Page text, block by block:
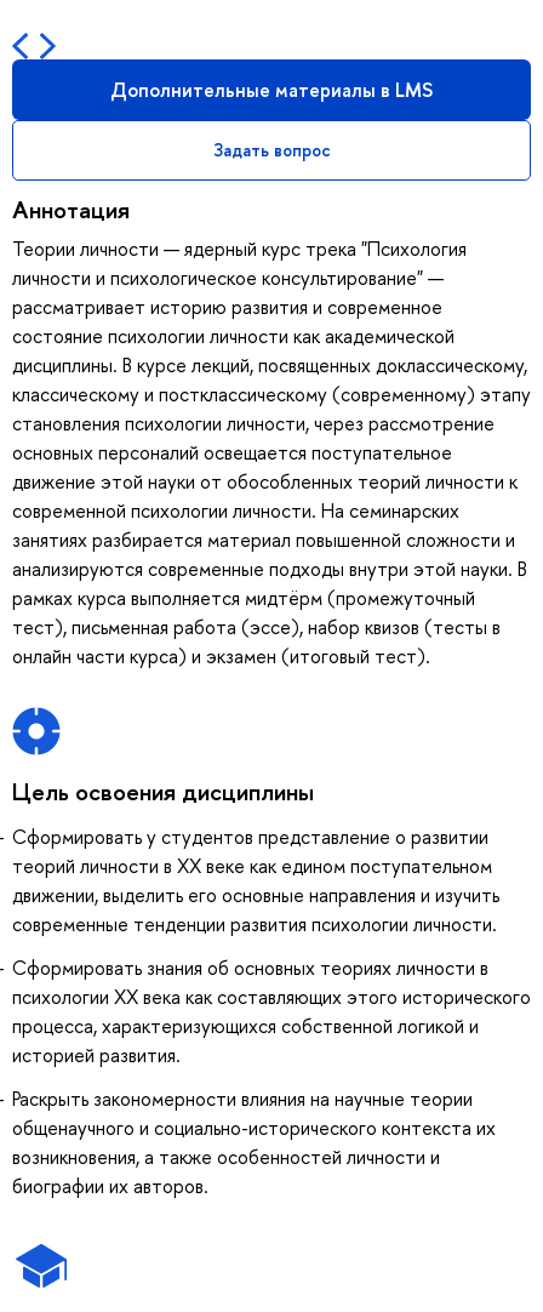
Дополнительные материалы в LMS
Задать вопрос
Аннотация
Теории личности — ядерный курс трека "Психология
личности и психологическое консультирование" —
рассматривает историю развития и современное
состояние психологии личности как академической
дисциплины. В курсе лекций, посвященных доклассическому,
классическому и постклассическому (современному) этапу
становления психологии личности, через рассмотрение
основных персоналий освещается поступательное
движение этой науки от обособленных теорий личности к
современной психологии личности. На семинарских
занятиях разбирается материал повышенной сложности и
анализируются современные подходы внутри этой науки. В
рамках курса выполняется мидтёрм (промежуточный
тест), письменная работа (эссе), набор квизов (тесты в
онлайн части курса) и экзамен (итоговый тест).
Цель освоения дисциплины
Сформировать у студентов представление о развитии
теорий личности в ХХ веке как едином поступательном
движении, выделить его основные направления и изучить
современные тенденции развития психологии личности.
Сформировать знания об основных теориях личности в
психологии ХХ века как составляющих этого исторического
процесса, характеризующихся собственной логикой и
историей развития.
Раскрыть закономерности влияния на научные теории
общенаучного и социально-исторического контекста их
возникновения, а также особенностей личности и
биографии их авторов.